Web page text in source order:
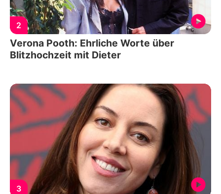
2
Verona Pooth: Ehrliche Worte über
Blitzhochzeit mit Dieter
3